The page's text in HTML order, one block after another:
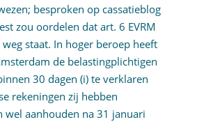
besproken op cassatieblog
zou oordelen dat art. 6 EVRM
staat. In hoger beroep heeft
de belastingplichtigen
30 dagen (i) te verklaren
rekeningen zij hebben
wel aanhouden na 31 januari